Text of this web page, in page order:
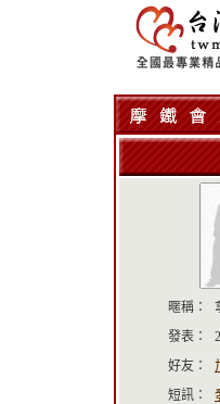
暱稱：
發表：
好友：
短訊：